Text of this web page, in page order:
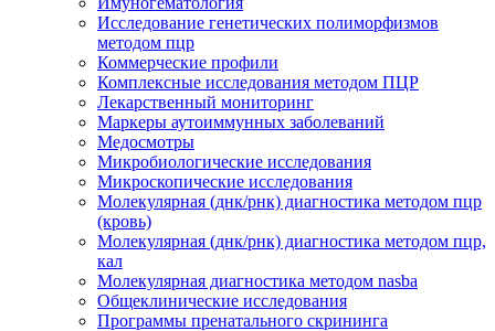
Исследование генетических полиморфизмов
методом пцр
Коммерческие профили
Комплексные исследования методом ПЦР
Лекарственный мониторинг
Маркеры аутоиммунных заболеваний
Медосмотры
Микробиологические исследования
Микроскопические исследования
Молекулярная (днк/рнк) диагностика методом пцр
(кровь)
Молекулярная (днк/рнк) диагностика методом пцр,
кал
Молекулярная диагностика методом nasba
Общеклинические исследования
Программы пренатального скрининга